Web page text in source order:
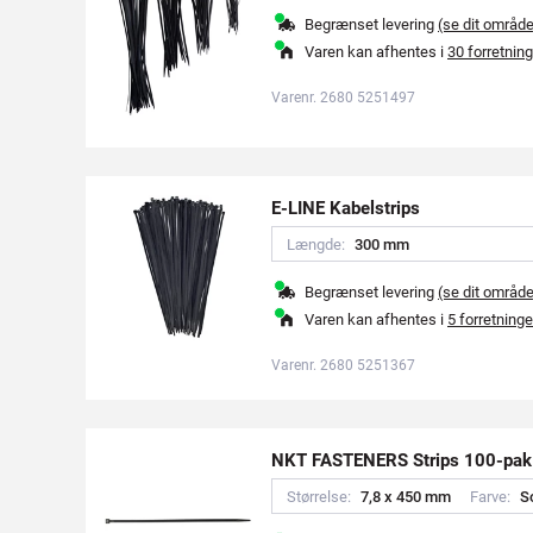
Begrænset levering (se dit
Varen kan afhentes i 30
Varenr. 2680 5251497
E-LINE Kabelstrips
Længde: 300 mm
Begrænset levering (se dit
Varen kan afhentes i 5
Varenr. 2680 5251367
NKT FASTENERS Strips 100-pak
Størrelse: 7,8 x 450 mm Farve: S